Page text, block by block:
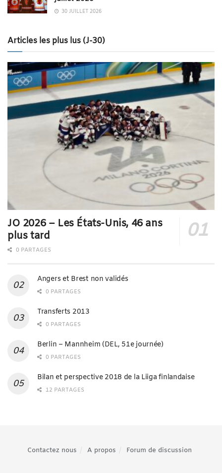
30 JUILLET 2026
Articles les plus lus (J-30)
JO 2026 – Les États-Unis, 46 ans
plus tard
0 PARTAGES
Angers et Brest non validés
0 PARTAGES
Transferts 2013
0 PARTAGES
Berlin – Mannheim (DEL, 51e journée)
0 PARTAGES
Bilan et perspective 2018 de la Liiga finlandaise
12 PARTAGES
Contactez nous A propos Forum de discussion